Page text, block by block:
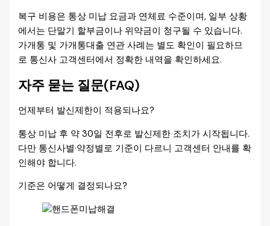
복구 비용은 통상 미납 요금과 연체료 수준이며, 일부 상황
에서는 단말기 할부금이나 위약금이 청구될 수 있습니다.
가개통 및 가개통대출 연관 사례는 별도 확인이 필요하므
로 통신사 고객센터에서 정확한 내역을 확인하세요.
자주 묻는 질문(FAQ)
언제부터 발신제한이 적용되나요?
통상 미납 후 약 30일 전후로 발신제한 조치가 시작됩니다.
다만 통신사별·약정별로 기준이 다르니 고객센터 안내를 확
인해야 합니다.
기준은 어떻게 결정되나요?